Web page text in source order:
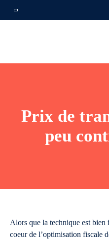
Prix de
peu
Alors que la technique est
coeur de l’optimisation fiscale